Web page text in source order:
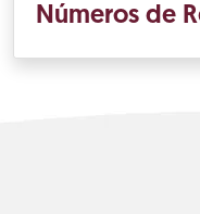
Números de